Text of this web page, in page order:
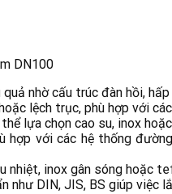
DN100
nhờ cấu trúc đàn hồi,
lệch trục, phù hợp với
lựa chọn cao su, inox
hợp với các hệ thống
nhiệt, inox gân sóng hoặc
DIN, JIS, BS giúp việc